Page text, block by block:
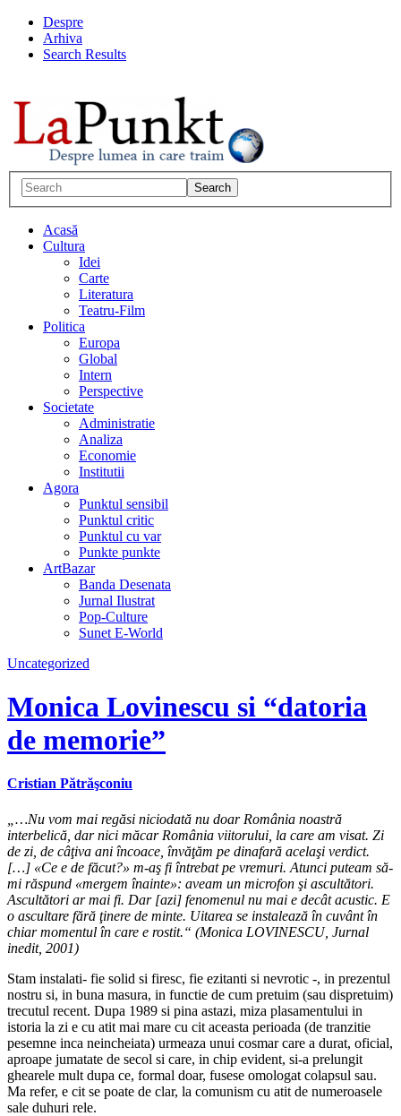
Despre
Arhiva
Search Results
Acasă
Cultura
Idei
Carte
Literatura
Teatru-Film
Politica
Europa
Global
Intern
Perspective
Societate
Administratie
Analiza
Economie
Institutii
Agora
Punktul sensibil
Punktul critic
Punktul cu var
Punkte punkte
ArtBazar
Banda Desenata
Jurnal Ilustrat
Pop-Culture
Sunet E-World
Uncategorized
Monica Lovinescu si “datoria
de memorie”
Cristian Pătrăşconiu
„…Nu vom mai regăsi niciodată nu doar România noastră
interbelică, dar nici măcar România viitorului, la care am visat. Zi
de zi, de câţiva ani încoace, învăţăm pe dinafară acelaşi verdict.
[…] «Ce e de făcut?» m-aş fi întrebat pe vremuri. Atunci puteam să-
mi răspund «mergem înainte»: aveam un microfon şi ascultători.
Ascultători ar mai fi. Dar [azi] fenomenul nu mai e decât acustic. E
o ascultare fără ţinere de minte. Uitarea se instalează în cuvânt în
chiar momentul în care e rostit.“ (Monica LOVINESCU, Jurnal
inedit, 2001)
Stam instalati- fie solid si firesc, fie ezitanti si nevrotic -, in prezentul
nostru si, in buna masura, in functie de cum pretuim (sau dispretuim)
trecutul recent. Dupa 1989 si pina astazi, miza plasamentului in
istoria la zi e cu atit mai mare cu cit aceasta perioada (de tranzitie
pesemne inca neincheiata) urmeaza unui cosmar care a durat, oficial,
aproape jumatate de secol si care, in chip evident, si-a prelungit
ghearele mult dupa ce, formal doar, fusese omologat colapsul sau.
Ma refer, e cit se poate de clar, la comunism cu atit de numeroasele
sale duhuri rele.